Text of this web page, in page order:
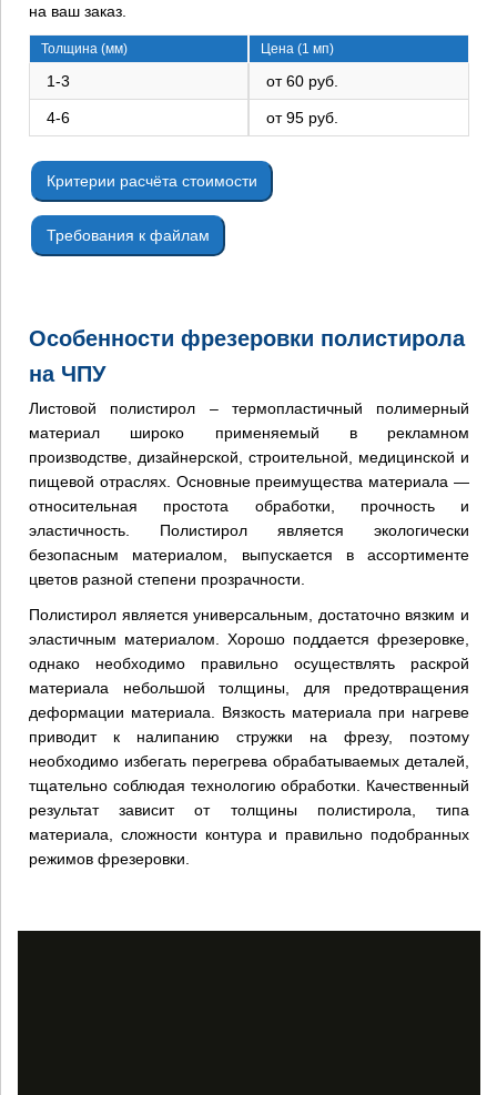
на ваш заказ.
Толщина (мм) Цена (1 мп)
1-3 от 60 руб.
4-6 от 95 руб.
Критерии расчёта стоимости
Требования к файлам
Особенности фрезеровки полистирола
на ЧПУ
Листовой полистирол – термопластичный полимерный
материал широко применяемый в рекламном
производстве, дизайнерской, строительной, медицинской и
пищевой отраслях. Основные преимущества материала —
относительная простота обработки, прочность и
эластичность. Полистирол является экологически
безопасным материалом, выпускается в ассортименте
цветов разной степени прозрачности.
Полистирол является универсальным, достаточно вязким и
эластичным материалом. Хорошо поддается фрезеровке,
однако необходимо правильно осуществлять раскрой
материала небольшой толщины, для предотвращения
деформации материала. Вязкость материала при нагреве
приводит к налипанию стружки на фрезу, поэтому
необходимо избегать перегрева обрабатываемых деталей,
тщательно соблюдая технологию обработки. Качественный
результат зависит от толщины полистирола, типа
материала, сложности контура и правильно подобранных
режимов фрезеровки.